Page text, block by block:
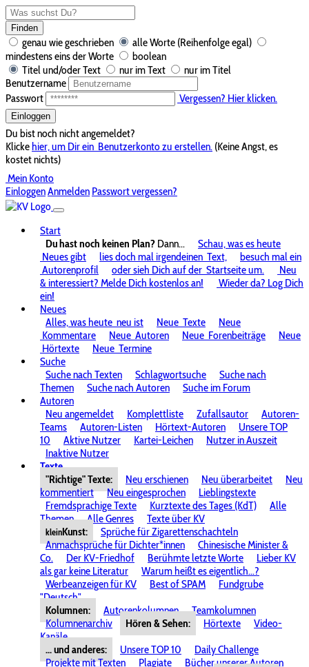
Finden
genau wie geschrieben
alle Worte (Reihenfolge egal)
mindestens eins der Worte
boolean
Titel und/oder Text
nur im Text
nur im Titel
Benutzername
Passwort
Vergessen? Hier klicken.
Einloggen
Du bist noch nicht angemeldet?
Klickehier, um Dir ein Benutzerkonto zu erstellen. (Keine Angst, es
kostet nichts)
Mein Konto
EinloggenAnmelden Passwort vergessen?
Start
Du hast noch keinen Plan? Dann...
Schau, was es heute
Neues gibt
lies doch mal irgendeinen Text,
besuch mal ein
Autorenprofil
oder sieh Dich auf der Startseite um.
Neu
& interessiert? Melde Dich kostenlos an!
Wieder da? Log Dich
ein!
Neues
Alles, was heute neu ist Neue Texte
Neue
Kommentare
Neue Autoren Neue Forenbeiträge
Neue
Hörtexte
Neue Termine
Suche
Suche nach Texten
Schlagwortsuche
Suche nach
Themen
Suche nach Autoren
Suche im Forum
Autoren
Neu angemeldet
Komplettliste Zufallsautor
Autoren-
Teams
Autoren-Listen Hörtext-Autoren
Unsere TOP
10
Aktive Nutzer Kartei-Leichen
Nutzer in Auszeit
Inaktive Nutzer
Texte
"Richtige" Texte:
Neu erschienen Neu überarbeitet
Neu
kommentiert
Neu eingesprochen
Lieblingstexte
Fremdsprachige Texte
Kurztexte des Tages (KdT)
Alle
Themen
Alle Genres Texte über KV
kleinKunst:
Sprüche für Zigarettenschachteln
Anmachsprüche für Dichter*innen
Chinesische Minister &
Co.
Der KV-Friedhof Berühmte letzte Worte
Lieber KV
als gar keine Literatur
Warum heißt es eigentlich...?
Werbeanzeigen für KV
Best of SPAM
Fundgrube
"Deutsch"
Kolumnen:
Autorenkolumnen
Teamkolumnen
Kolumnenarchiv
Hören & Sehen: Hörtexte
Video-
Kanäle
... und anderes:
Unsere TOP 10
Daily Challenge
Projekte mit Texten
Plagiate
Bücher unserer Autoren